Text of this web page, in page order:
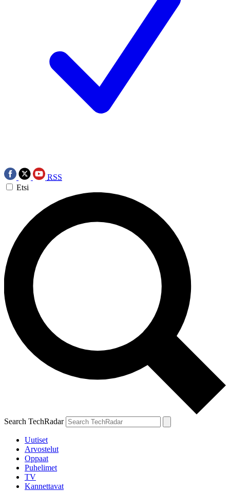
RSS
Etsi
Search TechRadar
Uutiset
Arvostelut
Oppaat
Puhelimet
TV
Kannettavat